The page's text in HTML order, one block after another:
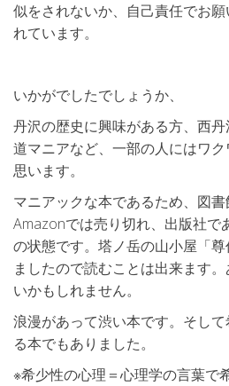
似をされないか、自己責任でお
れています。
いかがでしたでしょうか、
丹沢の歴史に興味がある方、西
道マニアなど、一部の人にはワ
思います。
マニアックな本であるため、図書
Amazonでは売り切れ、出版社で
の状態です。塔ノ岳の山小屋「
ましたので読むことは出来ます
いかもしれません。
浪漫があって渋い本です。そし
る本でもありました。
※希少性の心理＝心理学の言葉で